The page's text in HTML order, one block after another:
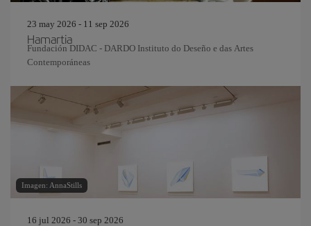
23 may 2026 - 11 sep 2026
Hamartia
Fundación DIDAC - DARDO Instituto do Deseño e das Artes
Contemporáneas
Imagen: AnnaStills
16 jul 2026 - 30 sep 2026